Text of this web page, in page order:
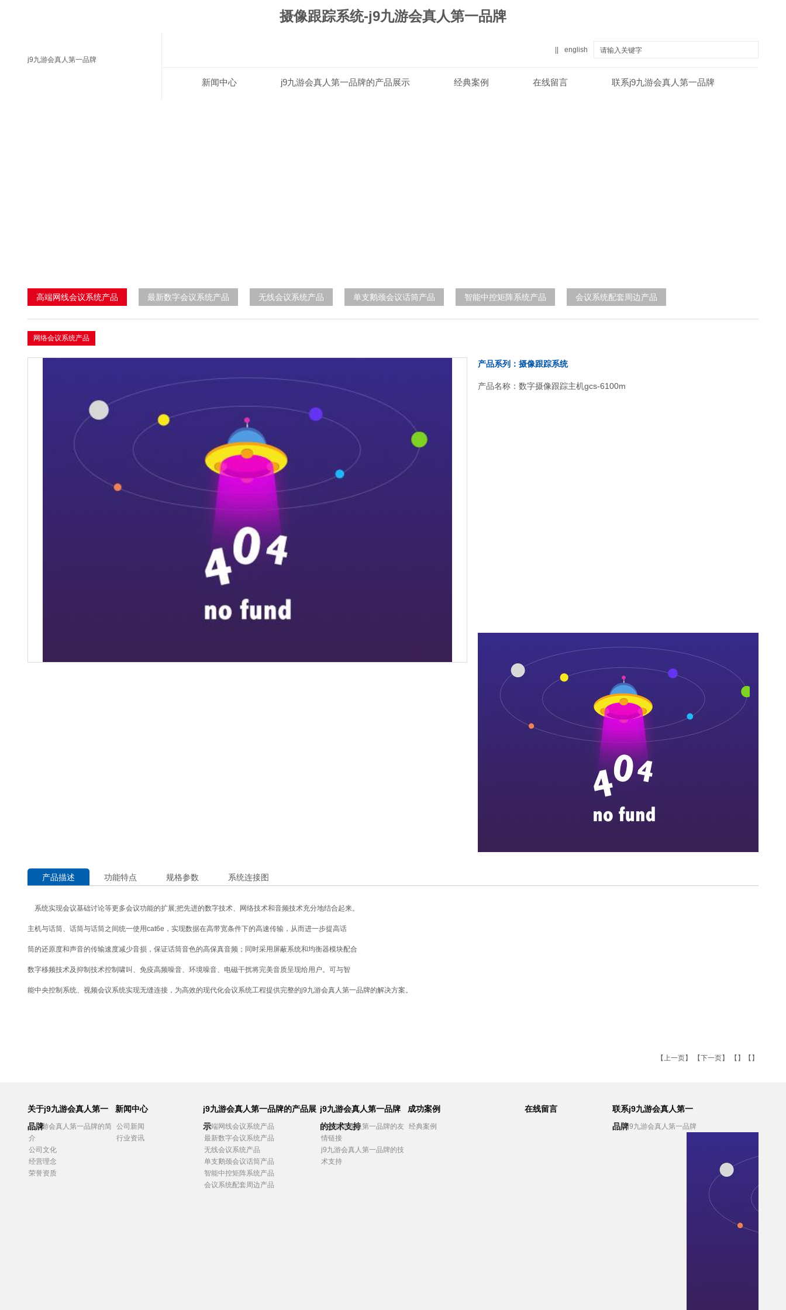
摄像跟踪系统-j9九游会真人第一品牌
j9九游会真人第一品牌
english
联系j9九游会真人第一品牌
在线留言
经典案例
j9九游会真人第一品牌的产品展示
新闻中心
高端网线会议系统产品 最新数字会议系统产品 无线会议系统产品 单支鹅颈会议话筒产品 智能中控矩阵系统产品 会议系统配套周边产品
网络会议系统产品
产品系列：摄像跟踪系统
产品名称：数字摄像跟踪主机gcs-6100m
产品描述 功能特点 规格参数 系统连接图
系统实现会议基础讨论等更多会议功能的扩展;把先进的数字技术、网络技术和音频技术充分地结合起来。
主机与话筒、话筒与话筒之间统一使用cat6e，实现数据在高带宽条件下的高速传输，从而进一步提高话
筒的还原度和声音的传输速度减少音损，保证话筒音色的高保真音频；同时采用屏蔽系统和均衡器模块配合
数字移频技术及抑制技术控制啸叫、免疫高频噪音、环境噪音、电磁干扰将完美音质呈现给用户。可与智
能中央控制系统、视频会议系统实现无缝连接，为高效的现代化会议系统工程提供完整的j9九游会真人第一品牌的解决方案。
【上一页】 【下一页】 【】【】
关于j9九游会真人第一
品牌
j9九游会真人第一品牌的简
介
公司文化
经营理念
荣誉资质
新闻中心
公司新闻
行业资讯
j9九游会真人第一品牌的产品展
示
高端网线会议系统产品
最新数字会议系统产品
无线会议系统产品
单支鹅颈会议话筒产品
智能中控矩阵系统产品
会议系统配套周边产品
j9九游会真人第一品牌
的技术支持
j9九游会真人第一品牌的友
情链接
j9九游会真人第一品牌的技
术支持
成功案例
经典案例
在线留言
联系j9九游会真人第一
品牌
联系j9九游会真人第一品牌